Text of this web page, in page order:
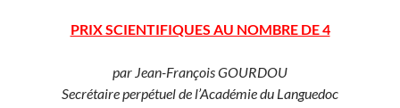
PRIX SCIENTIFIQUES AU NOMBRE DE 4
par Jean-François GOURDOU
Secrétaire perpétuel de l’Académie du Languedoc